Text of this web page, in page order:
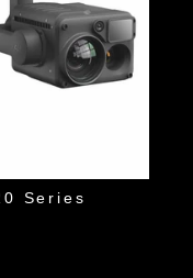
Series